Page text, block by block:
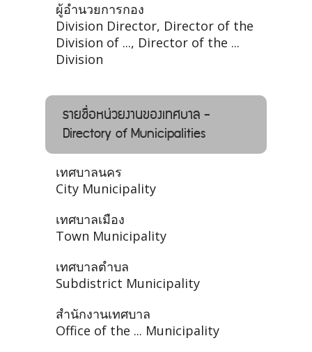
ผู้อำนวยการกอง
Division Director, Director of the
Division of ..., Director of the ...
Division
รายชื่อหน่วยงานของเทศบาล -
Directory of Municipalities
เทศบาลนคร
City Municipality
เทศบาลเมือง
Town Municipality
เทศบาลตำบล
Subdistrict Municipality
สำนักงานเทศบาล
Office of the ... Municipality